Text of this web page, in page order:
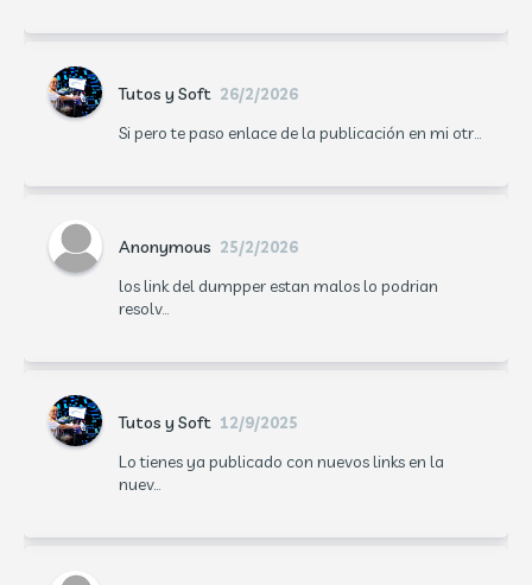
Tutos y Soft 26/2/2026
Si pero te paso enlace de la publicación en mi otr...
Anonymous 25/2/2026
los link del dumpper estan malos lo podrian
resolv...
Tutos y Soft 12/9/2025
Lo tienes ya publicado con nuevos links en la
nuev...